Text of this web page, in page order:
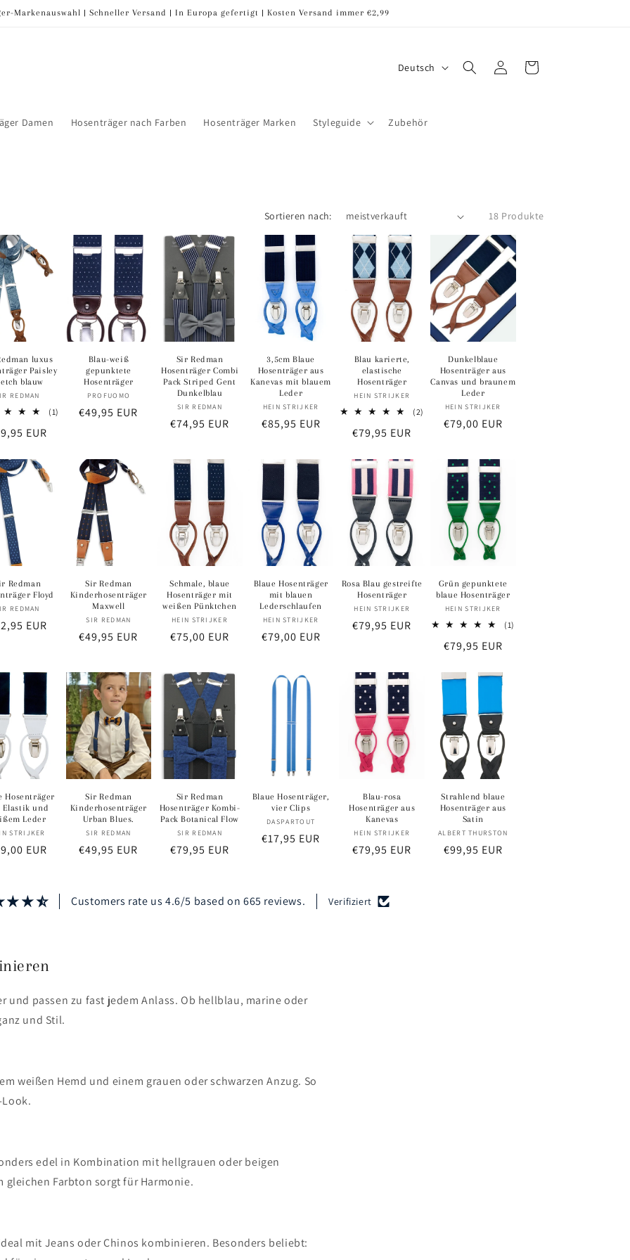
Markenauswahl | Schneller Versand | In Europa gefertigt | Kosten Versand immer €2,99
Damen Hosenträger nach Farben Hosenträger Marken Styleguide Zubehör
a
Deutsch EinloggenWarenkorb
Sortieren nach: 18 Produkte
luxus
Paisley
blauw
Anbieter:
REDMAN
(1)
EUR
Blau-weiß
gepunktete
Hosenträger
Anbieter:
PROFUOMO
Normaler
€49,95 EUR
Sir Redman
Hosenträger Combi
Pack Striped Gent
Dunkelblau
Anbieter:
SIR REDMAN
Normaler
€74,95 EUR
3,5cm Blaue
Hosenträger aus
Kanevas mit blauem
Leder
Anbieter:
HEIN STRIJKER
Normaler
€85,95 EUR
Blau karierte,
elastische
Hosenträger
Anbieter:
HEIN STRIJKER
(2)
Bewertungen
Normaler
€79,95 EUR
Dunkelblaue
Hosenträger aus
Canvas und braunem
Leder
Anbieter:
HEIN STRIJKER
Normaler
€79,00 EUR
Redman
Floyd
Anbieter:
REDMAN
EUR
Sir Redman
Kinderhosenträger
Maxwell
Anbieter:
SIR REDMAN
Normaler
€49,95 EUR
Schmale, blaue
Hosenträger mit
weißen Pünktchen
Anbieter:
HEIN STRIJKER
Normaler
€75,00 EUR
Blaue Hosenträger
mit blauen
Lederschlaufen
Anbieter:
HEIN STRIJKER
Normaler
€79,00 EUR
Rosa Blau gestreifte
Hosenträger
Anbieter:
HEIN STRIJKER
Normaler
€79,95 EUR
Grün gepunktete
blaue Hosenträger
Anbieter:
HEIN STRIJKER
(1)
Normaler
€79,95 EUR
Hosenträger
Elastik und
Leder
Anbieter:
STRIJKER
EUR
Sir Redman
Kinderhosenträger
Urban Blues.
Anbieter:
SIR REDMAN
Normaler
€49,95 EUR
Sir Redman
Hosenträger Kombi-
Pack Botanical Flow
Anbieter:
SIR REDMAN
Normaler
€79,95 EUR
Blaue Hosenträger,
vier Clips
Anbieter:
DASPARTOUT
Normaler
€17,95 EUR
Blau-rosa
Hosenträger aus
Kanevas
Anbieter:
HEIN STRIJKER
Normaler
€79,95 EUR
Strahlend blaue
Hosenträger aus
Satin
Anbieter:
ALBERT THURSTON
Normaler
€99,95 EUR
Customers rate us 4.6/5 based on 665 reviews. Verifiziert
und passen zu fast jedem Anlass. Ob hellblau, marine oder
und Stil.
weißen Hemd und einem grauen oder schwarzen Anzug. So
edel in Kombination mit hellgrauen oder beigen
gleichen Farbton sorgt für Harmonie.
mit Jeans oder Chinos kombinieren. Besonders beliebt: